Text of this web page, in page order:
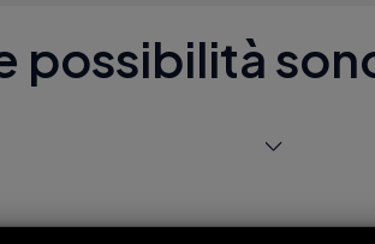
possibilità